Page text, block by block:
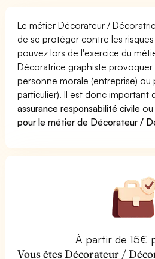
Le métier Décorateur /
de se protéger contre les
pouvez lors de l'exercice du
Décoratrice graphiste
personne morale (entreprise) ou
particulier). Il est donc important
assurance responsabilité civile
pour le métier de Décorateur /
À partir de 15€
Vous êtes Décorateur /